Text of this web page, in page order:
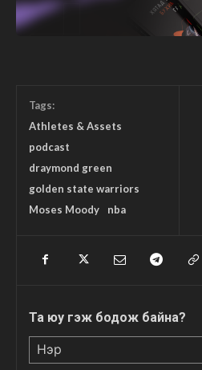
Tags:
Athletes & Assets
podcast
draymond green
golden state warriors
Moses Moody
nba
Та юу гэж бодож байна?